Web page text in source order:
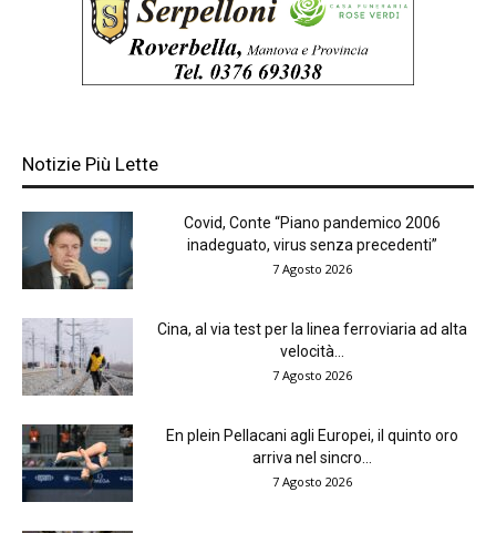
Notizie Più Lette
Covid, Conte “Piano pandemico 2006
inadeguato, virus senza precedenti”
7 Agosto 2026
Cina, al via test per la linea ferroviaria ad alta
velocità...
7 Agosto 2026
En plein Pellacani agli Europei, il quinto oro
arriva nel sincro...
7 Agosto 2026